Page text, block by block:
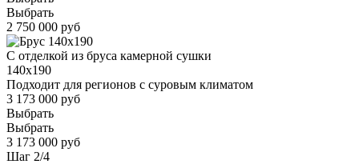
Выбрать
2 750 000 руб
С отделкой из бруса камерной сушки
140x190
Подходит для регионов с суровым климатом
3 173 000 руб
Выбрать
Выбрать
3 173 000 руб
Шаг 2/4